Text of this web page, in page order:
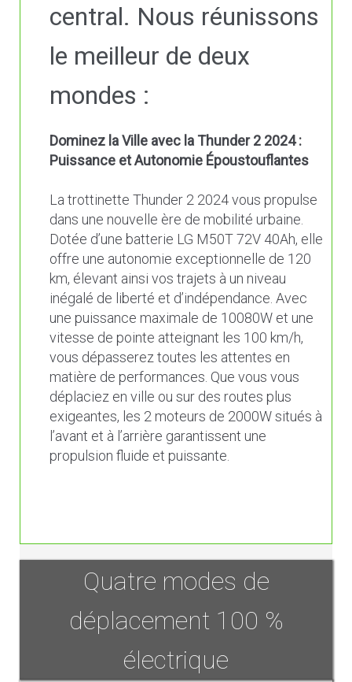
central. Nous réunissons
le meilleur de deux
mondes :
Dominez la Ville avec la Thunder 2 2024 :
Puissance et Autonomie Époustouflantes
La trottinette Thunder 2 2024 vous propulse
dans une nouvelle ère de mobilité urbaine.
Dotée d’une batterie LG M50T 72V 40Ah, elle
offre une autonomie exceptionnelle de 120
km, élevant ainsi vos trajets à un niveau
inégalé de liberté et d’indépendance. Avec
une puissance maximale de 10080W et une
vitesse de pointe atteignant les 100 km/h,
vous dépasserez toutes les attentes en
matière de performances. Que vous vous
déplaciez en ville ou sur des routes plus
exigeantes, les 2 moteurs de 2000W situés à
l’avant et à l’arrière garantissent une
propulsion fluide et puissante.
Quatre modes de
déplacement 100 %
électrique